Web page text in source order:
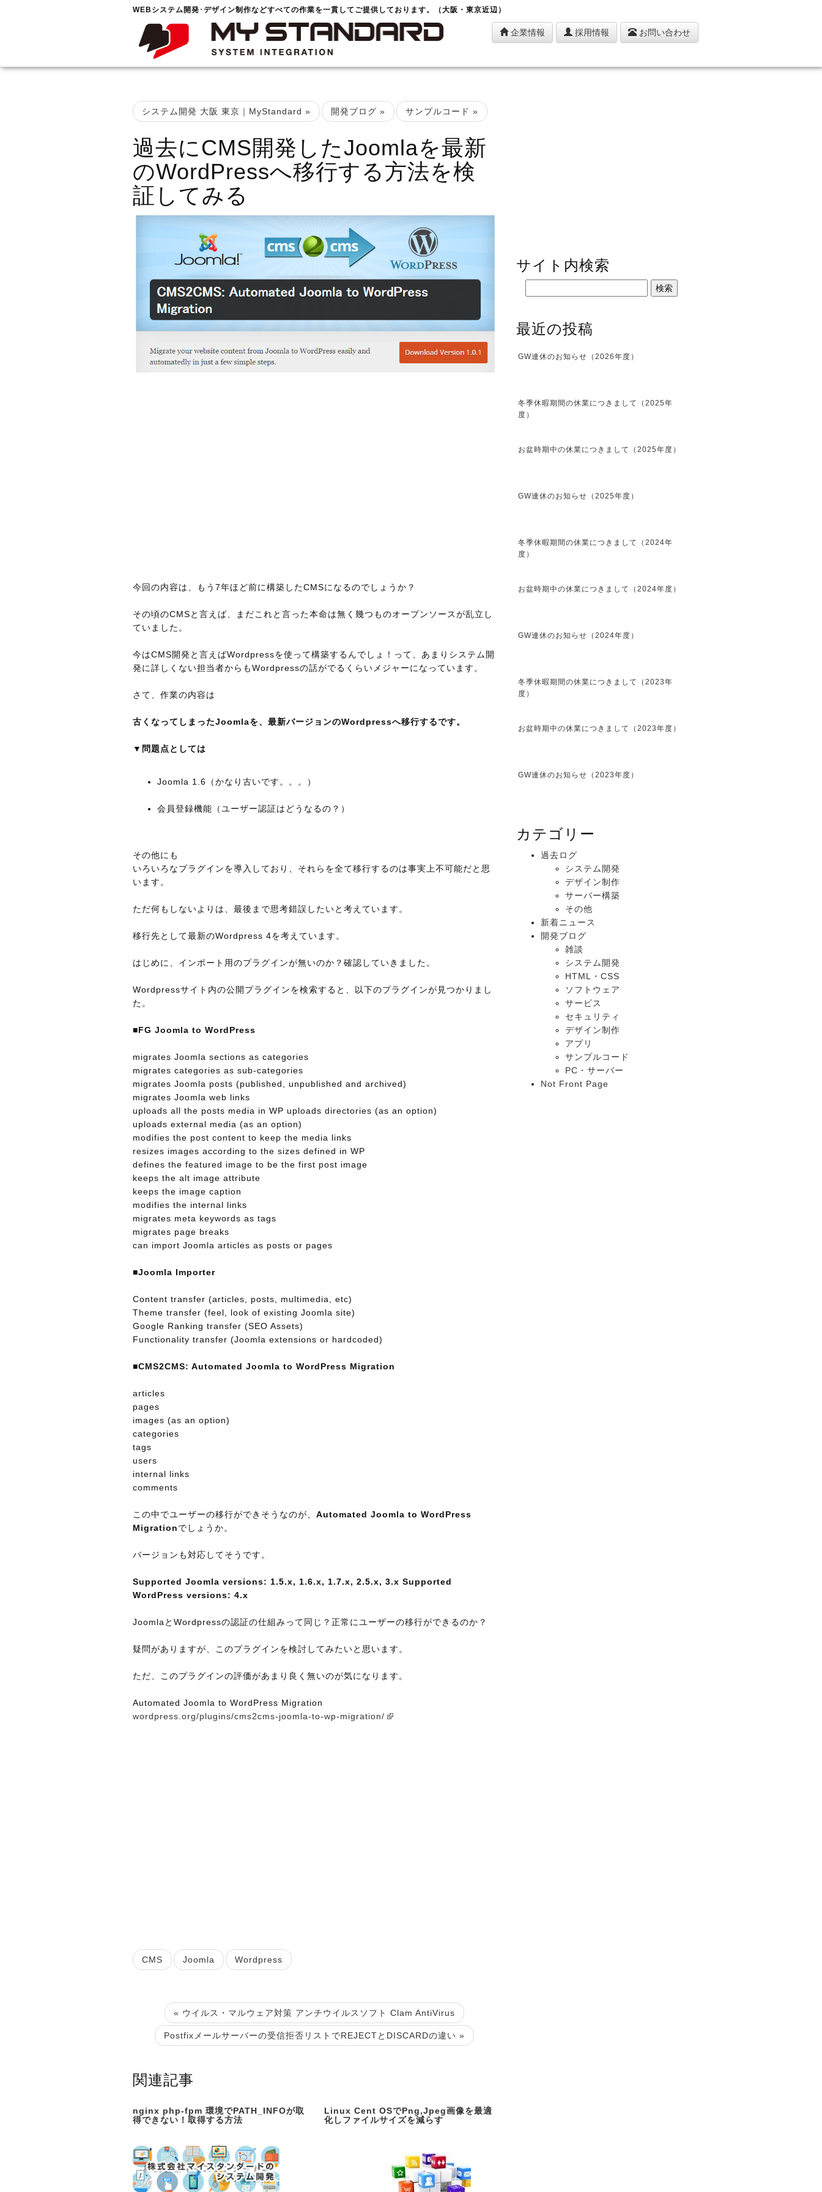
WEBシステム開発･デザイン制作などすべての作業を一貫してご提供しております。（大阪・東京近辺）
企業情報 採用情報 お問い合わせ
システム開発 大阪 東京｜MyStandard » 開発ブログ » サンプルコード »
過去にCMS開発したJoomlaを最新
のWordPressへ移行する方法を検
証してみる
今回の内容は、もう7年ほど前に構築したCMSになるのでしょうか？
その頃のCMSと言えば、まだこれと言った本命は無く幾つものオープンソースが乱立し
ていました。
今はCMS開発と言えばWordpressを使って構築するんでしょ！って、あまりシステム開
発に詳しくない担当者からもWordpressの話がでるくらいメジャーになっています。
さて、作業の内容は
古くなってしまったJoomlaを、最新バージョンのWordpressへ移行するです。
▼問題点としては
Joomla 1.6（かなり古いです。。。）
会員登録機能（ユーザー認証はどうなるの？）
その他にも
いろいろなプラグインを導入しており、それらを全て移行するのは事実上不可能だと思
います。
ただ何もしないよりは、最後まで思考錯誤したいと考えています。
移行先として最新のWordpress 4を考えています。
はじめに、インポート用のプラグインが無いのか？確認していきました。
Wordpressサイト内の公開プラグインを検索すると、以下のプラグインが見つかりまし
た。
■FG Joomla to WordPress
migrates Joomla sections as categories
migrates categories as sub-categories
migrates Joomla posts (published, unpublished and archived)
migrates Joomla web links
uploads all the posts media in WP uploads directories (as an option)
uploads external media (as an option)
modifies the post content to keep the media links
resizes images according to the sizes defined in WP
defines the featured image to be the first post image
keeps the alt image attribute
keeps the image caption
modifies the internal links
migrates meta keywords as tags
migrates page breaks
can import Joomla articles as posts or pages
■Joomla Importer
Content transfer (articles, posts, multimedia, etc)
Theme transfer (feel, look of existing Joomla site)
Google Ranking transfer (SEO Assets)
Functionality transfer (Joomla extensions or hardcoded)
■CMS2CMS: Automated Joomla to WordPress Migration
articles
pages
images (as an option)
categories
tags
users
internal links
comments
この中でユーザーの移行ができそうなのが、 Automated Joomla to WordPress
Migrationでしょうか。
バージョンも対応してそうです。
Supported Joomla versions: 1.5.x, 1.6.x, 1.7.x, 2.5.x, 3.x Supported
WordPress versions: 4.x
JoomlaとWordpressの認証の仕組みって同じ？正常にユーザーの移行ができるのか？
疑問がありますが、このプラグインを検討してみたいと思います。
ただ、このプラグインの評価があまり良く無いのが気になります。
Automated Joomla to WordPress Migration
wordpress.org/plugins/cms2cms-joomla-to-wp-migration/
CMS Joomla Wordpress
« ウイルス・マルウェア対策 アンチウイルスソフト Clam AntiVirus
Postfixメールサーバーの受信拒否リストでREJECTとDISCARDの違い »
関連記事
nginx php-fpm 環境でPATH_INFOが取
得できない！取得する方法
Linux Cent OSでPng,Jpeg画像を最適
化しファイルサイズを減らす
サイト内検索
最近の投稿
GW連休のお知らせ（2026年度）
冬季休暇期間の休業につきまして（2025年
度）
お盆時期中の休業につきまして（2025年度）
GW連休のお知らせ（2025年度）
冬季休暇期間の休業につきまして（2024年
度）
お盆時期中の休業につきまして（2024年度）
GW連休のお知らせ（2024年度）
冬季休暇期間の休業につきまして（2023年
度）
お盆時期中の休業につきまして（2023年度）
GW連休のお知らせ（2023年度）
カテゴリー
過去ログ
システム開発
デザイン制作
サーバー構築
その他
新着ニュース
開発ブログ
雑談
システム開発
HTML・CSS
ソフトウェア
サービス
セキュリティ
デザイン制作
アプリ
サンプルコード
PC・サーバー
Not Front Page